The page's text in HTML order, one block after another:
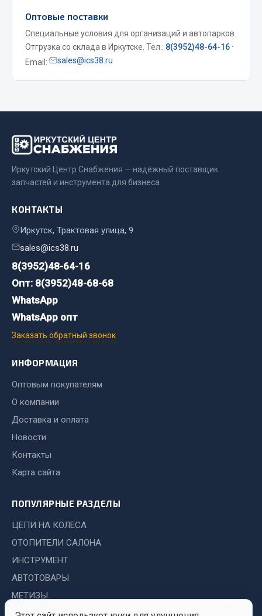
Коробка передач
Коробка передач ZF
Показать ещё
Запчасти МАЗ
Система питания
Подвеска
Окно ветровое
Двигатель
Электрооборудование
Показать ещё
Весь раздел
Система выпуска газа
Система охлаждения
Сцепление
Тормозная система
Весь раздел
Запчасти ЯМЗ
Система питания
Оптовые поставки
Специальные условия для организаций и автопарков.
Отгрузка со склада в Иркутске. Тел.: 8(3952)48-64-16 ·
Email:
sales@ics38.ru
Иркутский Центр Снабжения — надёжный поставщик
запчастей и инструмента для бизнеса
КОНТАКТЫ
Иркутск, Трактовая улица, 9
sales@ics38.ru
8(3952)48-64-16
Опт: 8(3952)48-68-68
WhatsApp
WhatsApp опт
Заказать обратный звонок
ИНФОРМАЦИЯ
Оптовым покупателям
О компании
Доставка и оплата
Новости
Контакты
Карта сайта
ПОПУЛЯРНЫЕ РАЗДЕЛЫ
ЦЕПИ НА КОЛЕСА
ОТОПИТЕЛИ САЛОНА
ИНСТРУМЕНТ
АВТОТОВАРЫ
МЕТИЗЫ